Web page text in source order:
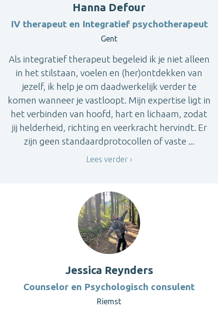
Hanna Defour
IV therapeut en Integratief psychotherapeut
Gent
Als integratief therapeut begeleid ik je niet alleen
in het stilstaan, voelen en (her)ontdekken van
jezelf, ik help je om daadwerkelijk verder te
komen wanneer je vastloopt. Mijn expertise ligt in
het verbinden van hoofd, hart en lichaam, zodat
jij helderheid, richting en veerkracht hervindt. Er
zijn geen standaardprotocollen of vaste ...
Lees verder
Jessica Reynders
Counselor en Psychologisch consulent
Riemst